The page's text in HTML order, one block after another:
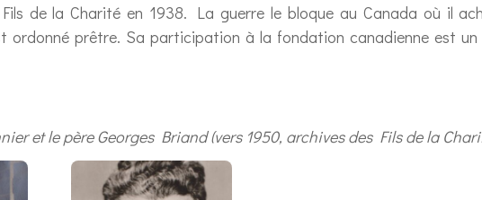
de la Charité en 1938. La guerre le bloque au Canada où il
ordonné prêtre. Sa participation à la fondation canadienne est
et le père Georges Briand (vers 1950, archives des Fils de la